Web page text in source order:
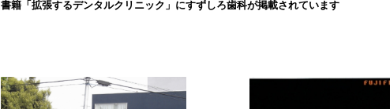
書籍「拡張するデンタルクリニック」にすずしろ歯科が掲載されています